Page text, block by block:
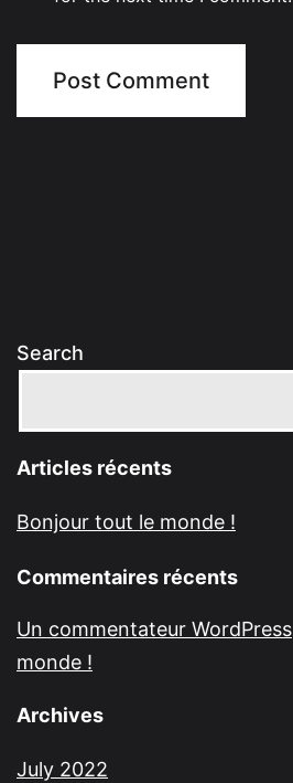
Search
Articles récents
Bonjour tout le monde !
Commentaires récents
Un commentateur WordPress
monde !
Archives
July 2022